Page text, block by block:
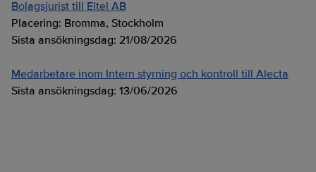
Bolagsjurist till Eltel AB
Placering: Bromma, Stockholm
Sista ansökningsdag: 21/08/2026
Medarbetare inom Intern styrning och kontroll till Alecta
Sista ansökningsdag: 13/06/2026